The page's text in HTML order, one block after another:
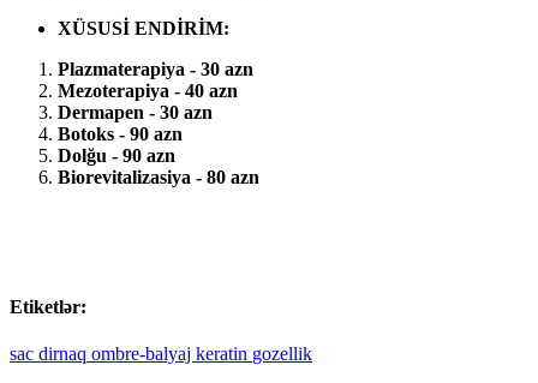
XÜSUSİ ENDİRİM:
Plazmaterapiya - 30 azn
Mezoterapiya - 40 azn
Dermapen - 30 azn
Botoks - 90 azn
Dolğu - 90 azn
Biorevitalizasiya - 80 azn
Etiketlər:
sac dirnaq ombre-balyaj keratin gozellik